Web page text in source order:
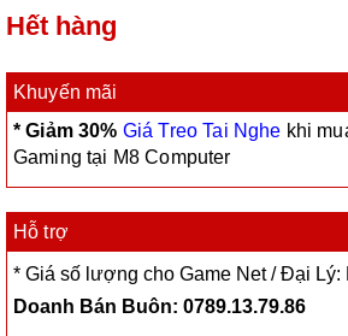
Hết hàng
Khuyến mãi
* Giảm 30% Giá Treo Tai Nghe khi
Gaming tại M8 Computer
Hỗ trợ
* Giá số lượng cho Game Net / Đại Lý:
Doanh Bán Buôn: 0789.13.79.86